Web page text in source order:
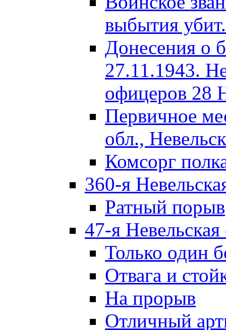
выбытия убит.
Донесения о
27.11.1943.
офицеров 28
Первичное
обл.,
Комсорг
360-я
Ратный порыв
47-я Невельская
Только один
Отвага и
На прорыв
Отличный